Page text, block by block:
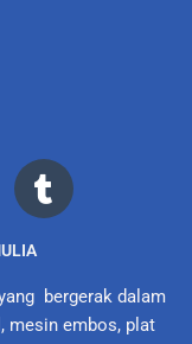
bergerak dalam
mesin embos, plat